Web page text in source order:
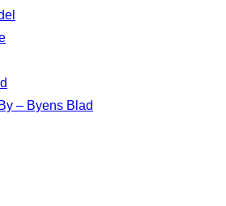
– Byens Blad